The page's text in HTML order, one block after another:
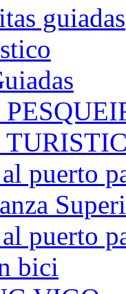
guiadas
puerto
puerto
bici